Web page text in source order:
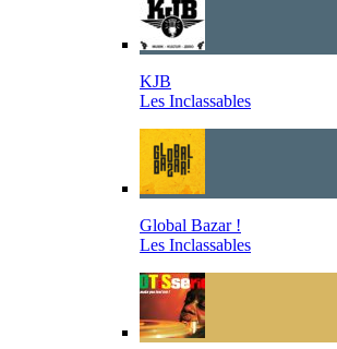
KJB
Les Inclassables
Global Bazar !
Les Inclassables